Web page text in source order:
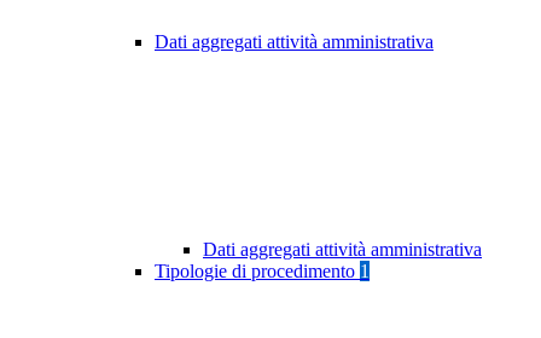
Dati aggregati attività amministrativa
Dati aggregati attività amministrativa
Tipologie di procedimento 1